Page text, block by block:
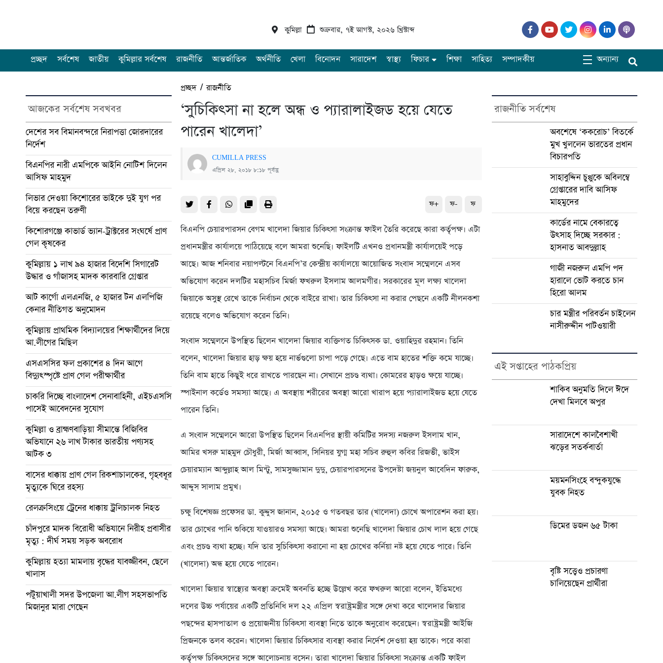
কুমিল্লা শুক্রবার, ৭ই আগস্ট, ২০২৬ খ্রিস্টাব্দ
প্রচ্ছদ সর্বশেষ জাতীয় কুমিল্লার সর্বশেষ রাজনীতি আন্তর্জাতিক অর্থনীতি খেলা বিনোদন সারাদেশ স্বাস্থ্য ফিচার শিক্ষা সাহিত্য সম্পাদকীয় অন্যান্য
আজকের সর্বশেষ সবখবর
দেশের সব বিমানবন্দরে নিরাপত্তা জোরদারের
নির্দেশ
বিএনপির নারী এমপিকে আইনি নোটিশ দিলেন
আসিফ মাহমুদ
লিভার দেওয়া কিশোরের ভাইকে দুই যুগ পর
বিয়ে করছেন তরুণী
কিশোরগঞ্জে কাভার্ড ভ্যান-ট্রাক্টরের সংঘর্ষে প্রাণ
গেল কৃষকের
কুমিল্লায় ১ লাখ ৯৪ হাজার বিদেশি সিগারেট
উদ্ধার ও গাঁজাসহ মাদক কারবারি গ্রেপ্তার
আট কার্গো এলএনজি, ৫ হাজার টন এলপিজি
কেনার নীতিগত অনুমোদন
কুমিল্লায় প্রাথমিক বিদ্যালয়ের শিক্ষার্থীদের দিয়ে
আ.লীগের মিছিল
এসএসসির ফল প্রকাশের ৪ দিন আগে
বিদ্যুৎস্পৃষ্টে প্রাণ গেল পরীক্ষার্থীর
চাকরি দিচ্ছে বাংলাদেশ সেনাবাহিনী, এইচএসসি
পাসেই আবেদনের সুযোগ
কুমিল্লা ও ব্রাহ্মণবাড়িয়া সীমান্তে বিজিবির
অভিযানে ২৬ লাখ টাকার ভারতীয় পণ্যসহ
আটক ৩
বাসের ধাক্কায় প্রাণ গেল রিকশাচালকের, গৃহবধূর
মৃত্যুকে ঘিরে রহস্য
রেলক্রসিংয়ে ট্রেনের ধাক্কায় ট্রলিচালক নিহত
চাঁদপুরে মাদক বিরোধী অভিযানে নিরীহ প্রবাসীর
মৃত্যু : দীর্ঘ সময় সড়ক অবরোধ
কুমিল্লায় হত্যা মামলায় বৃদ্ধের যাবজ্জীবন, ছেলে
খালাস
পটুয়াখালী সদর উপজেলা আ.লীগ সহসভাপতি
মিজানুর মারা গেছেন
প্রচ্ছদ/রাজনীতি
‘সুচিকিৎসা না হলে অন্ধ ও প্যারালাইজড হয়ে যেতে
পারেন খালেদা’
CUMILLA PRESS
এপ্রিল ২৮, ২০১৮ ৮:১৮ পূর্বাহ্ণ
ফ+ ফ- ফ
বিএনপি চেয়ারপারসন বেগম খালেদা জিয়ার চিকিৎসা সংক্রান্ত ফাইল তৈরি করেছে কারা কর্তৃপক্ষ। এটা
প্রধানমন্ত্রীর কার্যালয়ে পাঠিয়েছে বলে আমরা শুনেছি। ফাইলটি এখনও প্রধানমন্ত্রী কার্যালয়েই পড়ে
আছে। আজ শনিবার নয়াপল্টনে বিএনপি’র কেন্দ্রীয় কার্যালয়ে আয়োজিত সংবাদ সম্মেলনে এসব
অভিযোগ করেন দলটির মহাসচিব মির্জা ফখরুল ইসলাম আলমগীর। সরকারের মূল লক্ষ্য খালেদা
জিয়াকে অসুস্থ রেখে তাকে নির্বাচন থেকে বাইরে রাখা। তার চিকিৎসা না করার পেছনে একটি নীলনকশা
রয়েছে বলেও অভিযোগ করেন তিনি।
সংবাদ সম্মেলনে উপস্থিত ছিলেন খালেদা জিয়ার ব্যক্তিগত চিকিৎসক ডা. ওয়াহিদুর রহমান। তিনি
বলেন, খালেদা জিয়ার হাড় ক্ষয় হয়ে নার্ভগুলো চাপা পড়ে গেছে। এতে বাম হাতের শক্তি কমে যাচ্ছে।
তিনি বাম হাতে কিছুই ধরে রাখতে পারছেন না। সেখানে প্রচণ্ড ব্যথা। কোমরের হাড়ও ক্ষয়ে যাচ্ছে।
স্পাইনাল কর্ডেও সমস্যা আছে। এ অবস্থায় শরীরের অবস্থা আরো খারাপ হয়ে প্যারালাইজড হয়ে যেতে
পারেন তিনি।
এ সংবাদ সম্মেলনে আরো উপস্থিত ছিলেন বিএনপির স্থায়ী কমিটির সদস্য নজরুল ইসলাম খান,
আমির খসরু মাহমুদ চৌধুরী, মির্জা আব্বাস, সিনিয়র যুগ্ম মহা সচিব রুহুল কবির রিজভী, ভাইস
চেয়ারম্যান আব্দুল্লাহ আল মিন্টু, সামসুজ্জামান দুদু, চেয়ারপারসনের উপদেষ্টা জয়নুল আবেদিন ফারুক,
আদ্দুস সালাম প্রমুখ।
চক্ষু বিশেষজ্ঞ প্রফেসর ডা. কুদ্দুস জানান, ২০১৫ ও গতবছর তার (খালেদা) চোখে অপারেশন করা হয়।
তার চোখের পানি শুকিয়ে যাওয়ারও সমস্যা আছে। আমরা শুনেছি খালেদা জিয়ার চোখ লাল হয়ে গেছে
এবং প্রচণ্ড ব্যথা হচ্ছে। যদি তার সুচিকিৎসা করানো না হয় চোখের কর্নিয়া নষ্ট হয়ে যেতে পারে। তিনি
(খালেদা) অন্ধ হয়ে যেতে পারেন।
খালেদা জিয়ার স্বাস্থ্যের অবস্থা ক্রমেই অবনতি হচ্ছে উল্লেখ করে ফখরুল আরো বলেন, ইতিমধ্যে
দলের উচ্চ পর্যায়ের একটি প্রতিনিধি দল ২২ এপ্রিল স্বরাষ্ট্রমন্ত্রীর সঙ্গে দেখা করে খালেদার জিয়ার
পছন্দের হাসপাতাল ও প্রয়োজনীয় চিকিৎসা ব্যবস্থা নিতে তাকে অনুরোধ করেছেন। স্বরাষ্ট্রমন্ত্রী আইজি
প্রিজনকে তলব করেন। খালেদা জিয়ার চিকিৎসার ব্যবস্থা করার নির্দেশ দেওয়া হয় তাকে। পরে কারা
কর্তৃপক্ষ চিকিৎসদের সঙ্গে আলোচনায় বসেন। তারা খালেদা জিয়ার চিকিৎসা সংক্রান্ত একটি ফাইল
রাজনীতি সর্বশেষ
অবশেষে ‘ককরোচ’ বিতর্কে
মুখ খুললেন ভারতের প্রধান
বিচারপতি
সাহাবুদ্দিন চুপ্পুকে অবিলম্বে
গ্রেপ্তারের দাবি আসিফ
মাহমুদের
কার্ডের নামে বেকারত্বে
উৎসাহ দিচ্ছে সরকার :
হাসনাত আবদুল্লাহ
গাজী নজরুল এমপি পদ
হারালে ভোট করতে চান
হিরো আলম
চার মন্ত্রীর পরিবর্তন চাইলেন
নাসীরুদ্দীন পাটওয়ারী
এই সপ্তাহের পাঠকপ্রিয়
শাকিব অনুমতি দিলে ঈদে
দেখা মিলবে অপুর
সারাদেশে কালবৈশাখী
ঝড়ের সতর্কবার্তা
ময়মনসিংহে বন্দুকযুদ্ধে
যুবক নিহত
ডিমের ডজন ৬৫ টাকা
বৃষ্টি সত্ত্বেও প্রচারণা
চালিয়েছেন প্রার্থীরা